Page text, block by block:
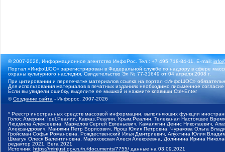
© 2007-2026, Информационное агентство ИнфоРос. Тел.: +7 495 718-84-11, E-mail:
Портал «ИнфоШОС» зарегистрирован в Федеральной службе по надзору в сфере
охраны культурного наследия. Свидетельство Эл № 77-31649 от 04 апреля 2008 г.
При цитировании и перепечатке материалов ссылка на портал «ИнфоШОС»
Для использования материалов в печатных изданиях необходимо письменное
Если вы увидели ошибку, выделите ее мышкой и нажмите клавиши Ctrl+Enter
©Создание сайта - Инфорос, 2007-2026
* Реестр иностранных средств массовой информации, выполняющих функции
Голос Америки, Idel.Реалии, Кавказ.Реалии, Крым.Реалии, Телеканал Настоящее
Людмила Алексеевна, Маркелов Сергей Евгеньевич, Камалягин Денис Николаевич,
Александрович, Маняхин Петр Борисович, Ярош Юлия Петровна, Чуракова Ольга
Гройсман Софья Романовна, Рождественский Илья Дмитриевич, Апухтина Юлия
Шмагун Олеся Валентиновна, Мароховская Алеся Алексеевна, Долинина Ирина
редактор 2021, Вега 2021
Источник: https://minjust.gov.ru/ru/documents/7755/ данные на 03.09.2021